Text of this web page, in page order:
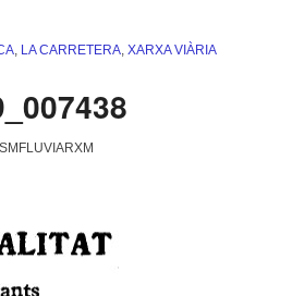
, LA CARRETERA, XARXA VIÀRIA
SMFLUVIARXM